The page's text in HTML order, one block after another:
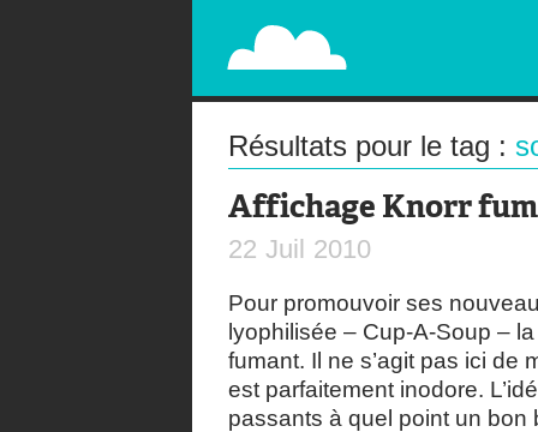
PAPERPLANE
STREET, AMBIENT, GUÉRILLA MARKETING
Résultats pour le tag :
Affichage Knorr
22 Juil 2010
Pour promouvoir ses
lyophilisée – Cup-A-Soup –
fumant. Il ne s’agit pas ici de
est parfaitement inodore.
passants à quel point un